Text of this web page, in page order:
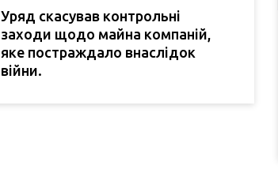
Уряд скасував контрольні
заходи щодо майна компаній,
яке постраждало внаслідок
війни.